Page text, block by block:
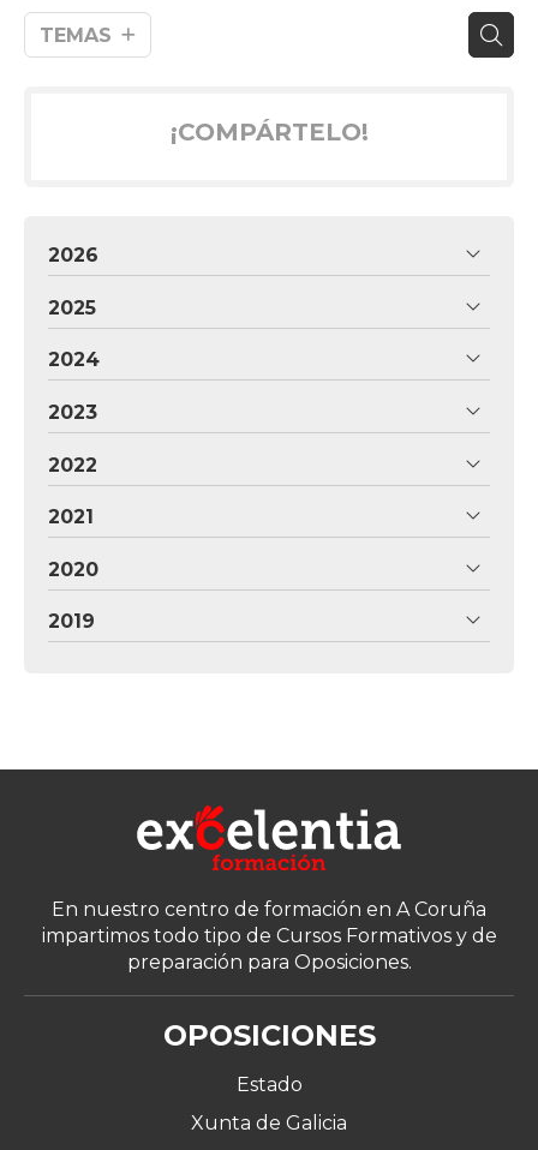
TEMAS
¡COMPÁRTELO!
2026
2025
2024
2023
2022
2021
2020
2019
En nuestro centro de formación en A Coruña
impartimos todo tipo de Cursos Formativos y de
preparación para Oposiciones.
OPOSICIONES
Estado
Xunta de Galicia